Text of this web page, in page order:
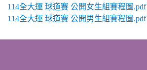
114全大運 球道賽 公開女生組賽程圖.pdf
114全大運 球道賽 公開男生組賽程圖.pdf